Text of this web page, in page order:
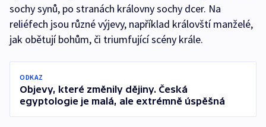
sochy synů, po stranách královny sochy dcer. Na
reliéfech jsou různé výjevy, například královští manželé,
jak obětují bohům, či triumfující scény krále.
ODKAZ
Objevy, které změnily dějiny. Česká
egyptologie je malá, ale extrémně úspěšná